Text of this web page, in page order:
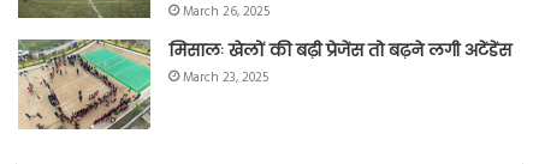
March 26, 2025
मिसालः खेलों की बढ़ी प्रेजेंस तो बढ़ने लगी अटेंडेंस
March 23, 2025